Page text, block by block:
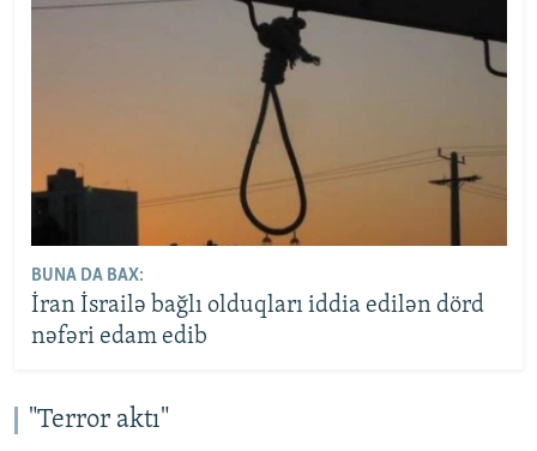
BUNA DA BAX:
İran İsrailə bağlı olduqları iddia edilən dörd
nəfəri edam edib
"Terror aktı"